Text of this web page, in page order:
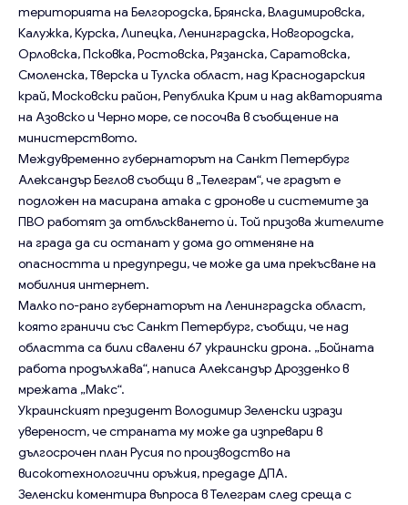
територията на Белгородска, Брянска, Владимировска,
Калужка, Курска, Липецка, Ленинградска, Новгородска,
Орловска, Псковка, Ростовска, Рязанска, Саратовска,
Смоленска, Тверска и Тулска област, над Краснодарския
край, Московски район, Република Крим и над акваторията
на Азовско и Черно море, се посочва в съобщение на
министерството.
Междувременно губернаторът на Санкт Петербург
Александър Беглов съобщи в „Телеграм“, че градът е
подложен на масирана атака с дронове и системите за
ПВО работят за отблъскването ѝ. Той призова жителите
на града да си останат у дома до отменяне на
опасността и предупреди, че може да има прекъсване на
мобилния интернет.
Малко по-рано губернаторът на Ленинградска област,
която граничи със Санкт Петербург, съобщи, че над
областта са били свалени 67 украински дрона. „Бойната
работа продължава“, написа Александър Дрозденко в
мрежата „Макс“.
Украинският президент Володимир Зеленски изрази
увереност, че страната му може да изпревари в
дългосрочен план Русия по производство на
високотехнологични оръжия, предаде ДПА.
Зеленски коментира въпроса в Телеграм след среща с